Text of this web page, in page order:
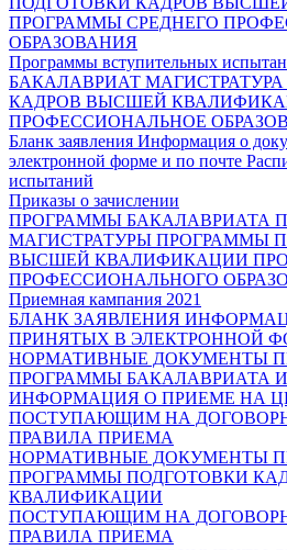
ПРОГРАММЫ СРЕДНЕГО
ОБРАЗОВАНИЯ
Программы вступительных
БАКАЛАВРИАТ МАГИСТРАТУРА
КАДРОВ ВЫСШЕЙ
ПРОФЕССИОНАЛЬНОЕ
Бланк заявления Информация о
электронной форме и по почте
испытаний
Приказы о зачислении
ПРОГРАММЫ БАКАЛАВРИАТА
МАГИСТРАТУРЫ ПРОГРАММЫ
ВЫСШЕЙ КВАЛИФИКАЦИИ
ПРОФЕССИОНАЛЬНОГО
Приемная кампания 2021
БЛАНК ЗАЯВЛЕНИЯ
ПРИНЯТЫХ В ЭЛЕКТРОННОЙ
НОРМАТИВНЫЕ ДОКУМЕНТЫ
ПРОГРАММЫ БАКАЛАВРИАТА
ИНФОРМАЦИЯ О ПРИЕМЕ НА
ПОСТУПАЮЩИМ НА
ПРАВИЛА ПРИЕМА
НОРМАТИВНЫЕ ДОКУМЕНТЫ
ПРОГРАММЫ ПОДГОТОВКИ
КВАЛИФИКАЦИИ
ПОСТУПАЮЩИМ НА
ПРАВИЛА ПРИЕМА